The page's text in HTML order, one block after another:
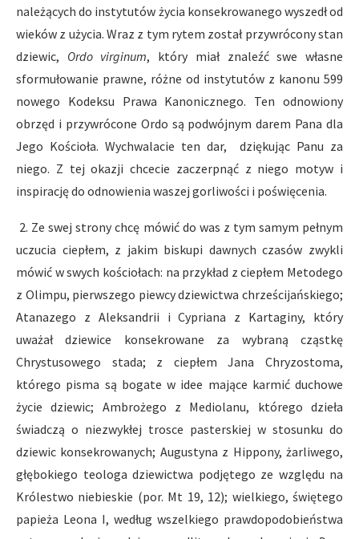
należących do instytutów życia konsekrowanego wyszedł od
wieków z użycia. Wraz z tym rytem został przywrócony stan
dziewic, Ordo virginum, który miał znaleźć swe własne
sformułowanie prawne, różne od instytutów z kanonu 599
nowego Kodeksu Prawa Kanonicznego. Ten odnowiony
obrzęd i przywrócone Ordo są podwójnym darem Pana dla
Jego Kościoła. Wychwalacie ten dar, dziękując Panu za
niego. Z tej okazji chcecie zaczerpnąć z niego motyw i
inspirację do odnowienia waszej gorliwości i poświęcenia.
2. Ze swej strony chcę mówić do was z tym samym pełnym
uczucia ciepłem, z jakim biskupi dawnych czasów zwykli
mówić w swych kościołach: na przykład z ciepłem Metodego
z Olimpu, pierwszego piewcy dziewictwa chrześcijańskiego;
Atanazego z Aleksandrii i Cypriana z Kartaginy, który
uważał dziewice konsekrowane za wybraną cząstkę
Chrystusowego stada; z ciepłem Jana Chryzostoma,
którego pisma są bogate w idee mające karmić duchowe
życie dziewic; Ambrożego z Mediolanu, którego dzieła
świadczą o niezwykłej trosce pasterskiej w stosunku do
dziewic konsekrowanych; Augustyna z Hippony, żarliwego,
głębokiego teologa dziewictwa podjętego ze względu na
Królestwo niebieskie (por. Mt 19, 12); wielkiego, świętego
papieża Leona I, według wszelkiego prawdopodobieństwa